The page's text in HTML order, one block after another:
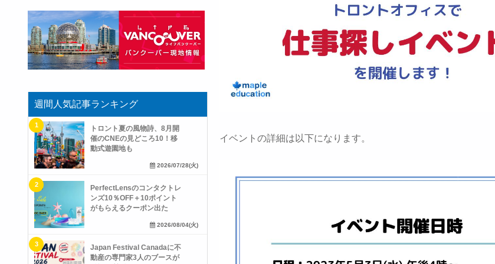
イベントの詳細は以下になります。
週間人気記事ランキング
トロント夏の風物詩、8月開
催のCNEの見どころ10！移
動式遊園地も
2026/07/28(火)
PerfectLensのコンタクトレ
ンズ10％OFF＋10ポイント
がもらえるクーポン出た
2026/08/04(火)
Japan Festival Canadaに不
動産の専門家3人のブースが